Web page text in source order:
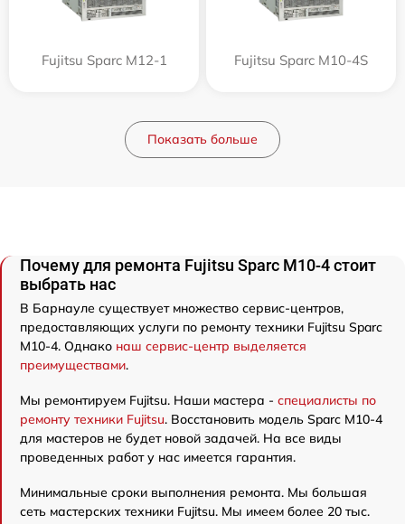
Fujitsu Sparc M12-1 Fujitsu Sparc M10-4S
Показать больше
Почему для ремонта Fujitsu Sparc M10-4 стоит
выбрать нас
В Барнауле существует множество сервис-центров,
предоставляющих услуги по ремонту техники Fujitsu Sparc
M10-4. Однако наш сервис-центр выделяется
преимуществами.
Мы ремонтируем Fujitsu. Наши мастера - специалисты по
ремонту техники Fujitsu. Восстановить модель Sparc M10-4
для мастеров не будет новой задачей. На все виды
проведенных работ у нас имеется гарантия.
Минимальные сроки выполнения ремонта. Мы большая
сеть мастерских техники Fujitsu. Мы имеем более 20 тыс.